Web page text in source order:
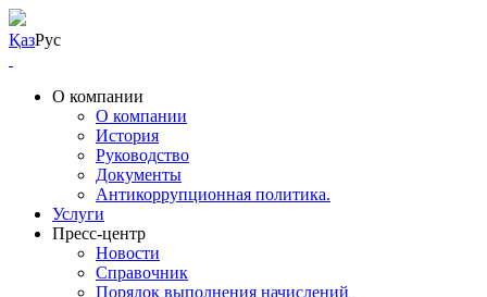
ҚазРус
О компании
О компании
История
Руководство
Документы
Антикоррупционная политика.
Услуги
Пресс-центр
Новости
Справочник
Порядок выполнения начислений